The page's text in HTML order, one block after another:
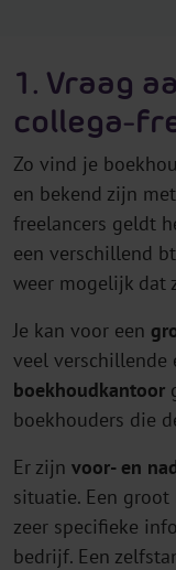
1. Vraag
collega-
Zo vind je
en bekend zijn
freelancers geldt
een verschillend
weer mogelijk dat
Je kan voor een
veel verschillende
boekhoudkantoor
boekhouders die
Er zijn voor- en
situatie. Een
zeer specifieke
bedrijf. Een